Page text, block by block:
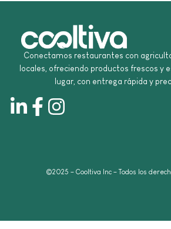
Conectamos restaurantes con
locales, ofreciendo productos frescos y
lugar, con entrega rápida y
©2025 – Cooltiva Inc – Todos los